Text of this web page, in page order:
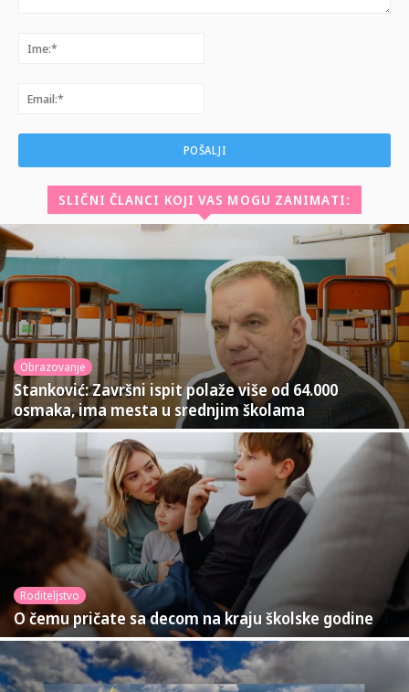
SLIČNI ČLANCI KOJI VAS MOGU ZANIMATI:
Obrazovanje
Stanković: Završni ispit polaže više od 64.000
osmaka, ima mesta u srednjim školama
Roditeljstvo
O čemu pričate sa decom na kraju školske godine